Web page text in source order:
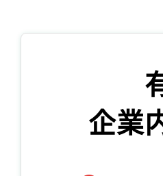
企業